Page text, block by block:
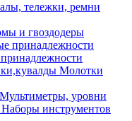
тележки, ремни
и гвоздодеры
Молотки
Мультиметры, уровни
Наборы инструментов